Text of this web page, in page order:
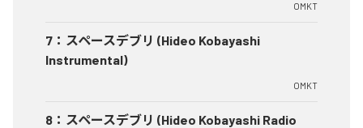
OMKT
7 ： スペースデブリ (Hideo Kobayashi
Instrumental)
OMKT
8 ： スペースデブリ (Hideo Kobayashi Radio